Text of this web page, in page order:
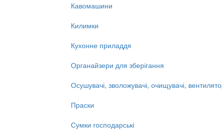
Кавомашини
Килимки
Кухонне приладдя
Органайзери для зберігання
Осушувачі, зволожувачі, очищувачі,
Праски
Сумки господарські